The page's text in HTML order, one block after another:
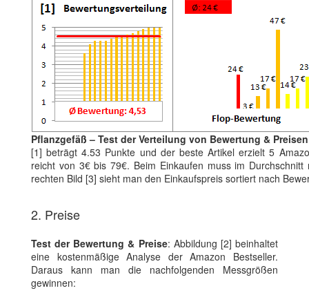
Pflanzgefäß – Test der Verteilung von Bewertung &
[1] beträgt 4.53 Punkte und der beste Artikel erzielt 5
reicht von 3€ bis 79€. Beim Einkaufen muss im
rechten Bild [3] sieht man den Einkaufspreis sortiert nach
2. Preise
Test der Bewertung & Preise: Abbildung [2] beinhaltet
eine kostenmäßige Analyse der Amazon Bestseller.
Daraus kann man die nachfolgenden Messgrößen
gewinnen: